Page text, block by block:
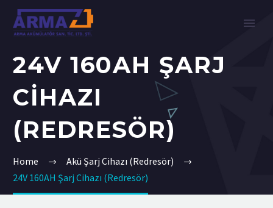
24V 160AH ŞARJ
CIHAZI
(REDRESÖR)
Home
Akü Şarj Cihazı (Redresör)
24V 160AH Şarj Cihazı (Redresör)